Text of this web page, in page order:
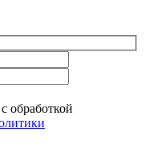
обработкой